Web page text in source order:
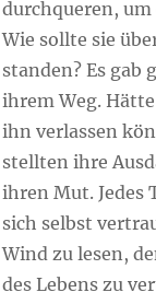
durchqueren,
Wie sollte sie
standen? Es gab
ihrem Weg.
ihn verlassen
stellten ihre
ihren Mut. Jedes
sich selbst
Wind zu lesen,
des Lebens zu